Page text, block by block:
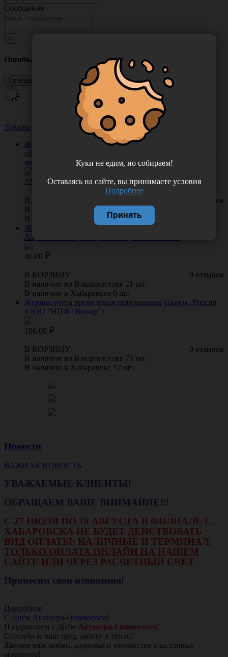
Сообщение
×
Ошибка
Товары из этой категории Посмотреть все
Журнал учета температурного режима в холодильном
оборудовании (вертикальный), формат А4, 60 страниц,
мягкий картон, Россия (ООО "СитиБланк")
227.00
0 отзывов
В КОРЗИНУ
В наличии во Владивостоке 24 шт.
В наличии в Хабаровске 0 шт.
Журнал контроля температуры холодильника, формат
А5, 20 страниц, 2021, Россия (ООО "Растер")
46.00
0 отзывов
В КОРЗИНУ
В наличии во Владивостоке 21 шт.
В наличии в Хабаровске 0 шт.
Журнал учета проведения генеральных уборок, Россия
(ООО "НПФ "Винар")
186.00
0 отзывов
В КОРЗИНУ
В наличии во Владивостоке 75 шт.
В наличии в Хабаровске 12 шт.
Новости
ВАЖНАЯ НОВОСТЬ
УВАЖАЕМЫЕ КЛИЕНТЫ!
ОБРАЩАЕМ ВАШЕ ВНИМАНИЕ!!!
С 27 ИЮЛЯ ПО 16 АВГУСТА В ФИЛИАЛЕ Г.
ХАБАРОВСКА НЕ БУДЕТ ДЕЙСТВОВАТЬ
ВИД ОПЛАТЫ: НАЛИЧНЫЕ И ТЕРМИНАЛ.
ТОЛЬКО ОПЛАТА ОНЛАЙН НА НАШЕМ
САЙТЕ ИЛИ ЧЕРЕЗ РАСЧЕТНЫЙ СЧЕТ.
Приносим свои извинения!
Подробнее
С Днём Акушера-Гинеколога!
Поздравляем с Днём Акушера-Гинеколога!
Спасибо за ваш труд, заботу и тепло!
Желаем вам любви, здоровья и множество счастливых
моментов!
Куки не едим, но собираем!
Оставаясь на сайте, вы принимаете условия
Подробнее
Принять